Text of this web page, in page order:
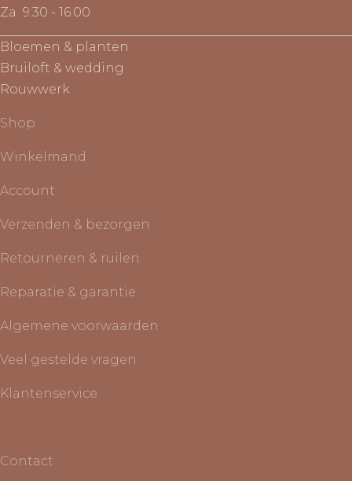
Za 9:30 - 16:00
Bloemen & planten
Bruiloft & wedding
Rouwwerk
Shop
Winkelmand
Account
Verzenden & bezorgen
Retourneren & ruilen
Reparatie & garantie
Algemene voorwaarden
Veel gestelde vragen
Klantenservice
Contact